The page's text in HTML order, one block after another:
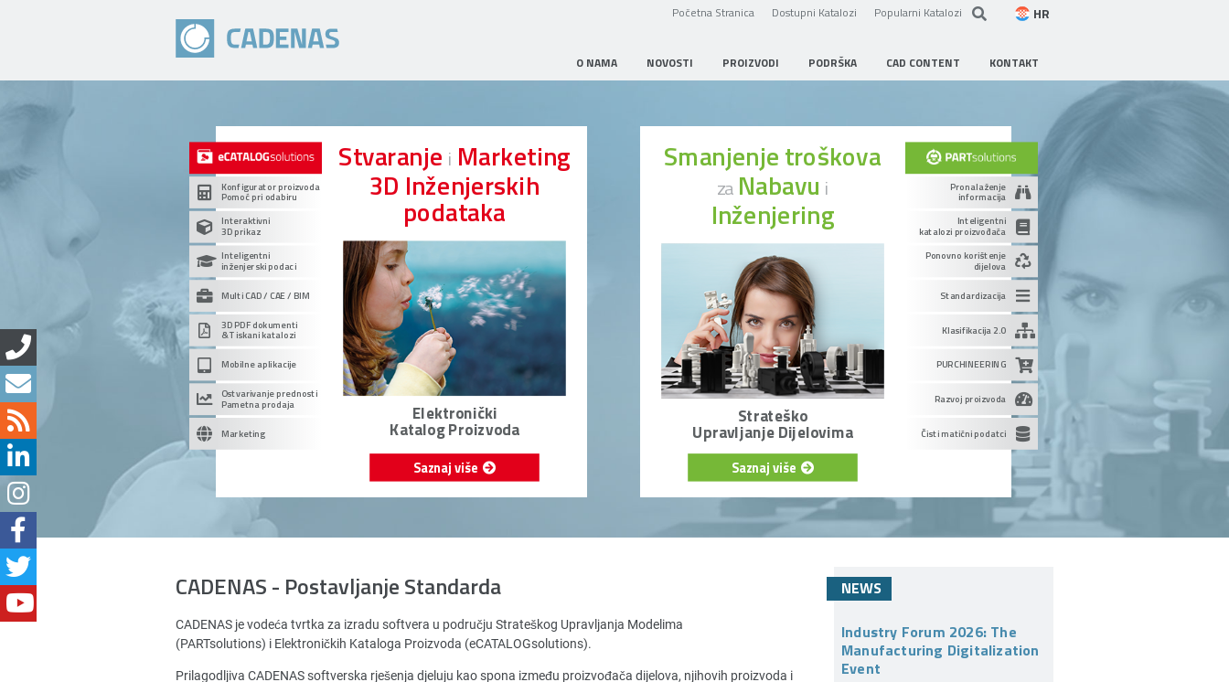
Početna Stranica Dostupni Katalozi Popularni Katalozi HR
O NAMA NOVOSTI PROIZVODI PODRŠKA CAD CONTENT KONTAKT
Konfigurator proizvoda
Pomoć pri odabiru
Interaktivni
3D prikaz
Inteligentni
inženjerski podaci
Multi CAD / CAE / BIM
3D PDF dokumenti
& Tiskani katalozi
Mobilne aplikacije
Ostvarivanje prednosti
Pametna prodaja
Marketing
Stvaranje i Marketing
3D Inženjerskih
podataka
Elektronički
Katalog Proizvoda
Saznaj više
Pronalaženje
informacija
Inteligentni
katalozi proizvođača
Ponovno korištenje
dijelova
Standardizacija
Klasifikacija 2.0
PURCHINEERING
Razvoj proizvoda
Čisti matični podatci
Smanjenje troškova
za Nabavu i
Inženjering
Strateško
Upravljanje Dijelovima
Saznaj više
CADENAS - Postavljanje Standarda
CADENAS je vodeća tvrtka za izradu softvera u području Strateškog Upravljanja Modelima
(PARTsolutions) i Elektroničkih Kataloga Proizvoda (eCATALOGsolutions).
Prilagodljiva CADENAS softverska rješenja djeluju kao spona između proizvođača dijelova, njihovih proizvoda i
NEWS
Industry Forum 2026: The
Manufacturing Digitalization
Event